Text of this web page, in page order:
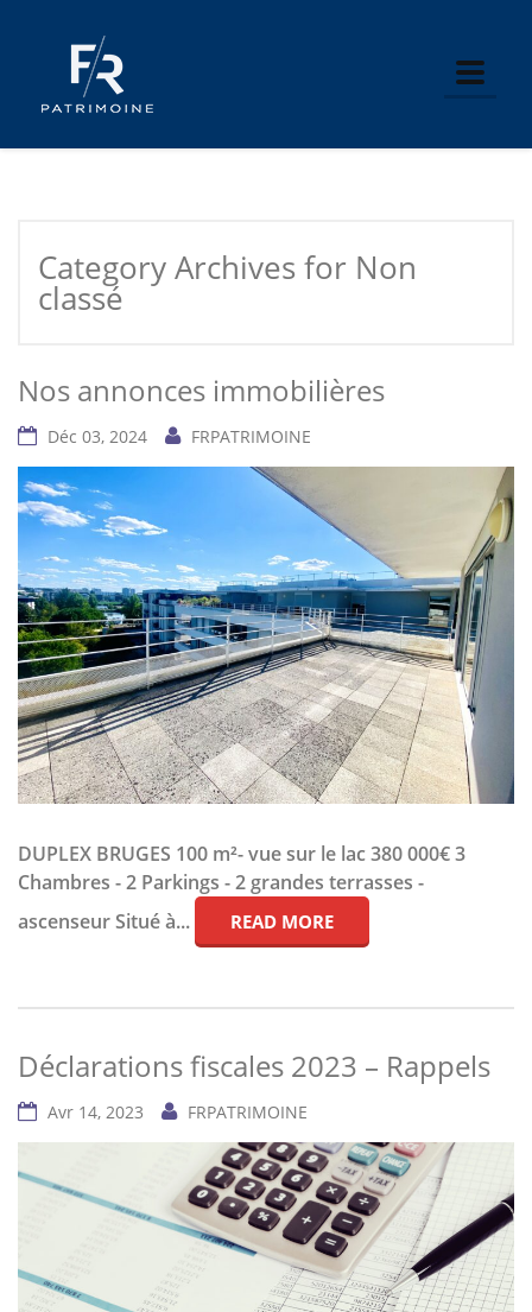
Category Archives for Non
classé
Nos annonces immobilières
Déc 03, 2024 FRPATRIMOINE
DUPLEX BRUGES 100 m²- vue sur le lac 380 000€ 3
Chambres - 2 Parkings - 2 grandes terrasses -
ascenseur Situé à...
READ MORE
Déclarations fiscales 2023 – Rappels
Avr 14, 2023 FRPATRIMOINE